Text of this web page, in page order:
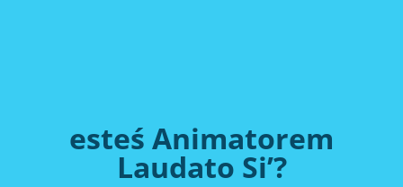
esteś Animatorem
Laudato Si’?